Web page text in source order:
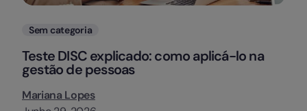
Categorias
Sem categoria
Teste DISC explicado: como aplicá-lo na
gestão de pessoas
Mariana Lopes